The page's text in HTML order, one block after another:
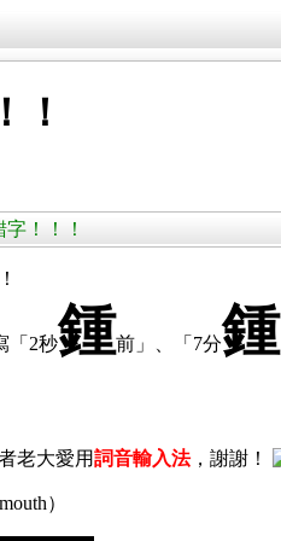
！
！！！
「2秒鍾前」、「7分鍾
老大愛用詞音輸入法，謝謝！
）